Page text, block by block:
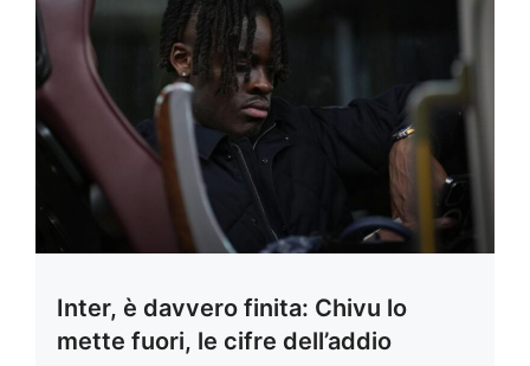
Inter, è davvero finita: Chivu lo
mette fuori, le cifre dell’addio